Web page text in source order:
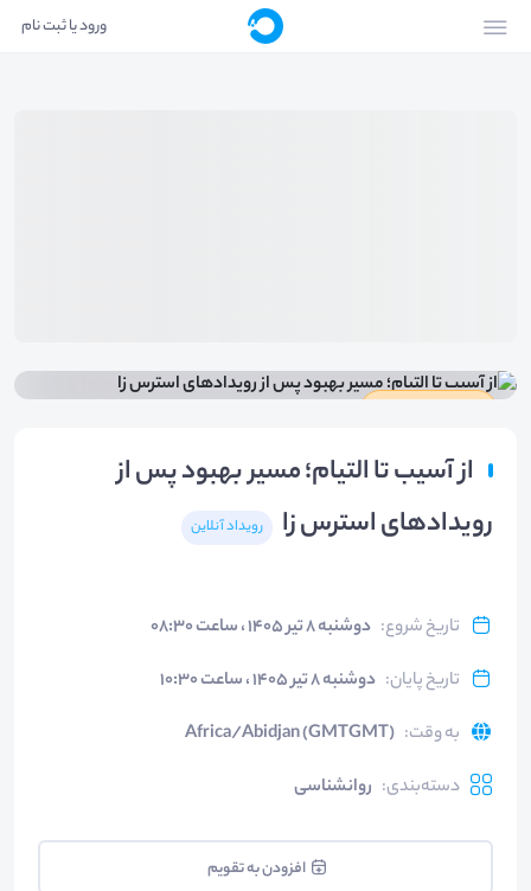
ورود یا ثبت نام
از آسیب تا التیام؛ مسیر بهبود پس از
رویدادهای استرس زا
رویداد آنلاین
تاریخ شروع: دوشنبه ۸ تیر ۱۴۰۵ ، ساعت ۰۸:۳۰
تاریخ پایان: دوشنبه ۸ تیر ۱۴۰۵ ، ساعت ۱۰:۳۰
به وقت:
Africa/Abidjan (GMTGMT)
دسته‌بندی: روانشناسی
افزودن به تقویم